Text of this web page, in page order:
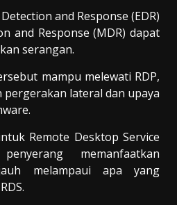
and Response (EDR)
and Response (MDR) dapat
serangan.
mampu melewati RDP,
lateral dan upaya
Remote Desktop Service
memanfaatkan
melampaui apa yang